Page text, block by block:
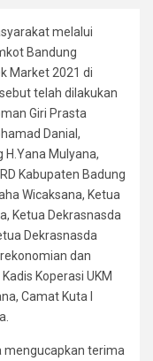
melalui
Bandung
Market 2021 di
telah dilakukan
Giri Prasta
Danial,
H.Yana Mulyana,
Kabupaten Badung
Wicaksana, Ketua
Ketua Dekrasnasda
Dekrasnasda
dan
Koperasi UKM
Camat Kuta I
mengucapkan terima